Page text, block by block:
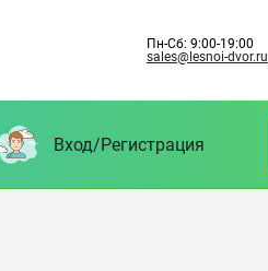
Пн-Сб: 9:00-19:00
sales@lesnoi-dvor.ru
Вход/Регистрация